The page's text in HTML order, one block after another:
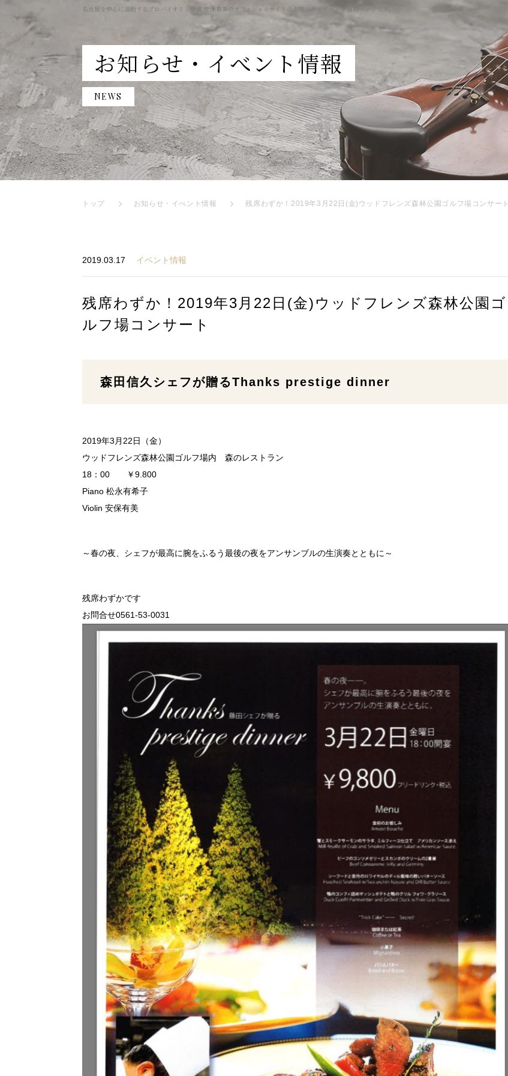
名古屋を中心に活動するプロバイオリン奏者 安保有美のオフィシャルサイトのお知らせ・イベント情報ページです。
お知らせ・イべント情報
NEWS
トップ お知らせ・イべント情報 残席わずか！2019年3月22日(金)ウッドフレンズ森林公園ゴルフ場コンサート
2019.03.17 イベント情報
残席わずか！2019年3月22日(金)ウッドフレンズ森林公園ゴ
ルフ場コンサート
森田信久シェフが贈るThanks prestige dinner
2019年3月22日（金）
ウッドフレンズ森林公園ゴルフ場内 森のレストラン
18：00 ￥9.800
Piano 松永有希子
Violin 安保有美
～春の夜、シェフが最高に腕をふるう最後の夜をアンサンブルの生演奏とともに～
残席わずかです
お問合せ0561-53-0031